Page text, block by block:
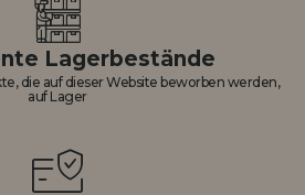
Lagerbestände
die auf dieser Website beworben werden,
auf Lager